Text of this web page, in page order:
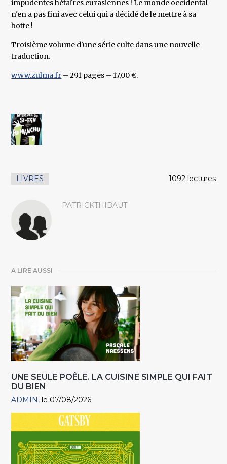
impudentes hétaïres eurasiennes ! Le monde occidental
n'en a pas fini avec celui qui a décidé de le mettre à sa
botte !
Troisième volume d'une série culte dans une nouvelle
traduction.
www.zulma.fr – 291 pages – 17,00 €.
LIVRES 1092 lectures
PATRICKTHIBAUT
A LIRE AUSSI
UNE SEULE POÊLE. LA CUISINE SIMPLE QUI FAIT
DU BIEN
ADMIN le 07/08/2026